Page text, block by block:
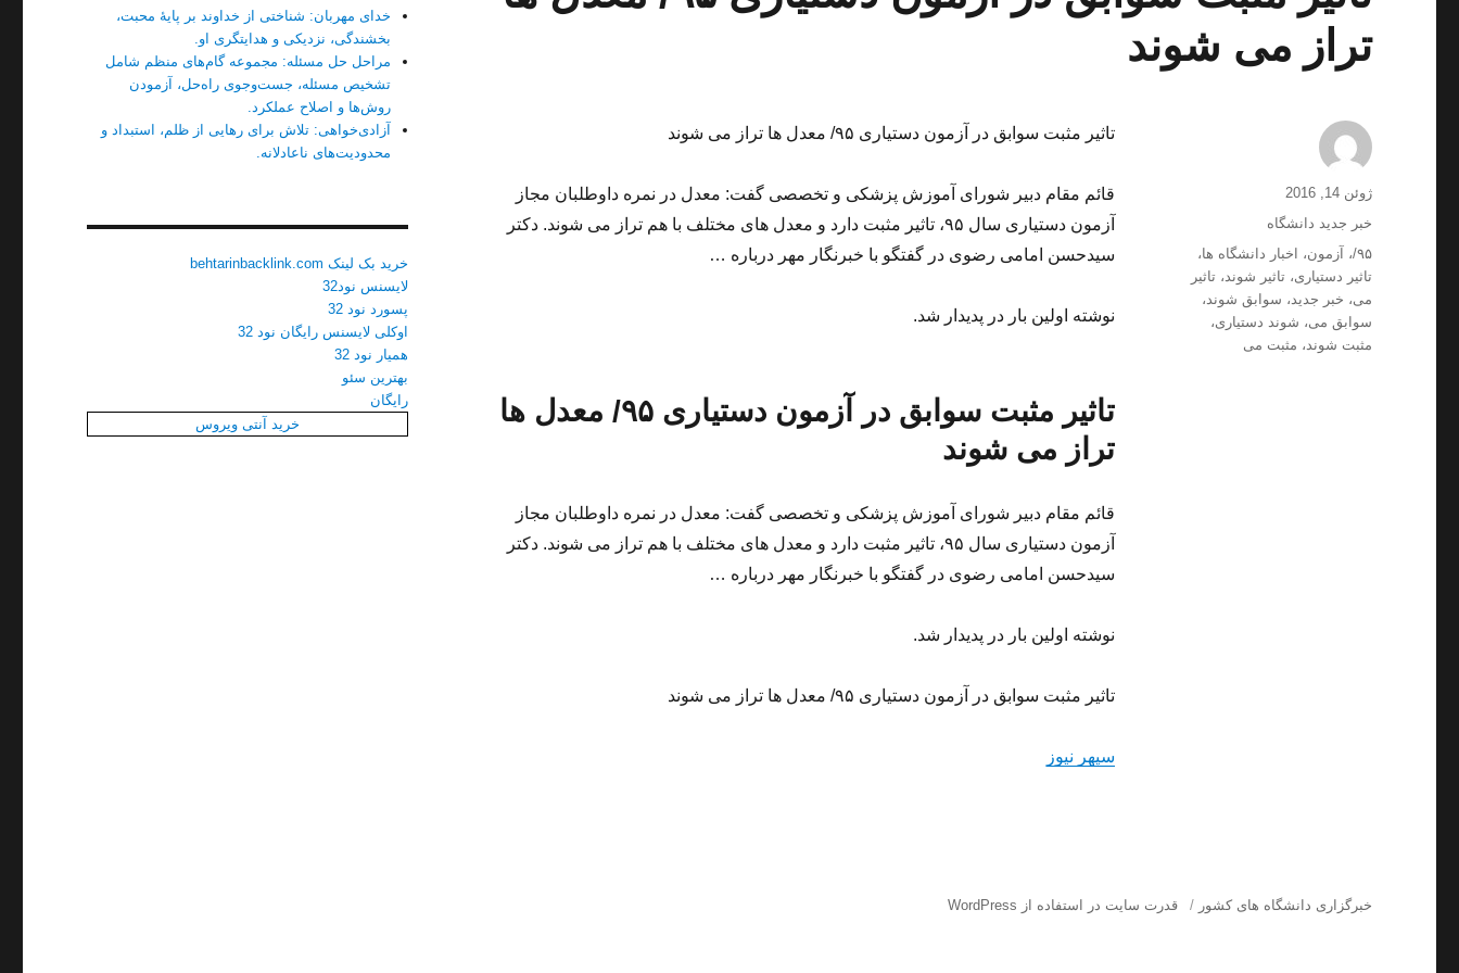
تراز می شوند
تاثیر مثبت سوابق در آزمون دستیاری ۹۵/ معدل ها تراز می شوند
قائم مقام دبیر شورای آموزش پزشکی و تخصصی گفت: معدل در نمره داوطلبان مجاز
آزمون دستیاری سال ۹۵، تاثیر مثبت دارد و معدل های مختلف با هم تراز می شوند. دکتر
سیدحسن امامی رضوی در گفتگو با خبرنگار مهر درباره …
نوشته اولین بار در پدیدار شد.
تاثیر مثبت سوابق در آزمون دستیاری ۹۵/ معدل ها
تراز می شوند
قائم مقام دبیر شورای آموزش پزشکی و تخصصی گفت: معدل در نمره داوطلبان مجاز
آزمون دستیاری سال ۹۵، تاثیر مثبت دارد و معدل های مختلف با هم تراز می شوند. دکتر
سیدحسن امامی رضوی در گفتگو با خبرنگار مهر درباره …
نوشته اولین بار در پدیدار شد.
تاثیر مثبت سوابق در آزمون دستیاری ۹۵/ معدل ها تراز می شوند
سپهر نیوز
نویسنده
ارسال
ژوئن 14, 2016
دسته‌ها
خبر جدید دانشگاه
برچسب‌ها
۹۵/ ، آزمون، اخبار دانشگاه ها،
تاثیر دستیاری،تاثیر شوند،تاثیر
می، خبر جدید، سوابق شوند،
سوابق می، شوند دستیاری،
مثبت شوند، مثبت می
خدای مهربان: شناختی از خداوند بر پایهٔ محبت،
بخشندگی، نزدیکی و هدایتگری او.
مراحل حل مسئله: مجموعه گام‌های منظم شامل
تشخیص مسئله، جست‌وجوی راه‌حل، آزمودن
روش‌ها و اصلاح عملکرد.
آزادی‌خواهی: تلاش برای رهایی از ظلم، استبداد و
محدودیت‌های ناعادلانه.
خرید بک لینک behtarinbacklink.com
لایسنس نود32
پسورد نود 32
اوکلی لایسنس رایگان نود 32
همیار نود 32
بهترین سئو
رایگان
خرید آنتی ویروس
خبرگزاری دانشگاه های کشور قدرت سایت در استفاده از WordPress